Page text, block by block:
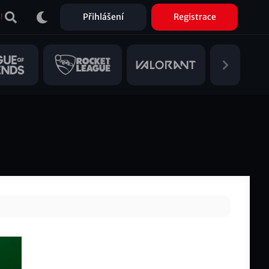
Přihlášení Registrace